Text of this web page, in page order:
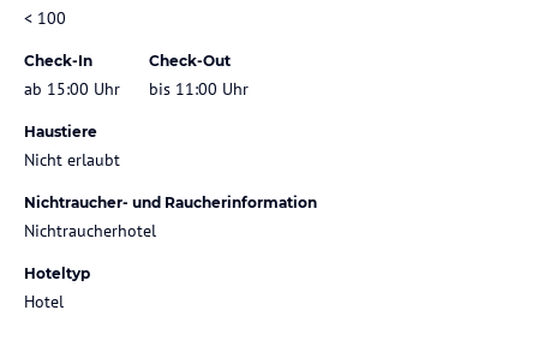
< 100
Check-In
ab 15:00 Uhr
Check-Out
bis 11:00 Uhr
Haustiere
Nicht erlaubt
Nichtraucher- und Raucherinformation
Nichtraucherhotel
Hoteltyp
Hotel